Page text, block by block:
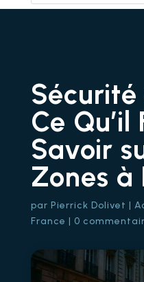
Sécurité
Ce Qu’il
Savoir
Zones à
par Pierrick Dolivet |
France | 0